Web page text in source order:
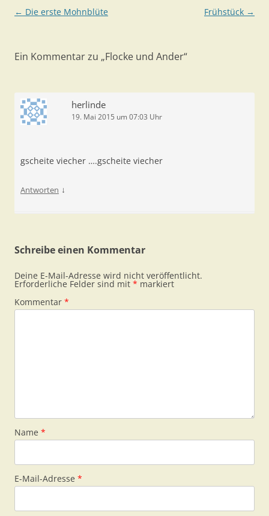
Beitragsnavigation
← Die erste Mohnblüte Frühstück →
Ein Kommentar zu „Flocke und Ander“
herlinde
19. Mai 2015 um 07:03 Uhr
gscheite viecher ….gscheite viecher
Antworten ↓
Schreibe einen Kommentar
Deine E-Mail-Adresse wird nicht veröffentlicht.
Erforderliche Felder sind mit * markiert
Kommentar *
Name *
E-Mail-Adresse *